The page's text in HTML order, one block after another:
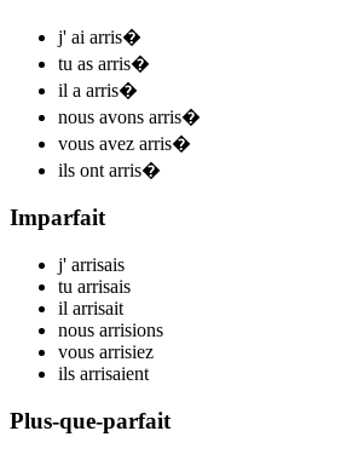
j' ai arris�
tu as arris�
il a arris�
nous avons arris�
vous avez arris�
ils ont arris�
Imparfait
j' arrisais
tu arrisais
il arrisait
nous arrisions
vous arrisiez
ils arrisaient
Plus-que-parfait